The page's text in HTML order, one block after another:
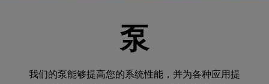
泵
我们的泵能够提高您的系统性能，并为各种应用提